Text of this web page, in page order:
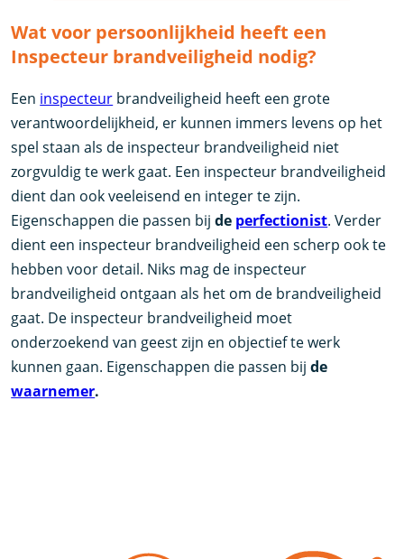
Wat voor persoonlijkheid heeft een
Inspecteur brandveiligheid nodig?
Een inspecteur brandveiligheid heeft een grote
verantwoordelijkheid, er kunnen immers levens op het
spel staan als de inspecteur brandveiligheid niet
zorgvuldig te werk gaat. Een inspecteur brandveiligheid
dient dan ook veeleisend en integer te zijn.
Eigenschappen die passen bijde perfectionist. Verder
dient een inspecteur brandveiligheid een scherp ook te
hebben voor detail. Niks mag de inspecteur
brandveiligheid ontgaan als het om de brandveiligheid
gaat. De inspecteur brandveiligheid moet
onderzoekend van geest zijn en objectief te werk
kunnen gaan. Eigenschappen die passen bijde
waarnemer.